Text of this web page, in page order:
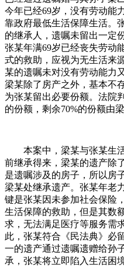
今年已经69岁，没有劳动能
靠政府最低生活保障生活。
的继承人，遗嘱未留出一定
张某年满69岁已经丧失劳动
式的救助，应视为无生活来
某的遗嘱未对没有劳动能力
梁某除了房产之外，基本不
为张某留出必要份额。法院
的份额，剩余70%的份额由
本案中，梁某与张某生活
前继承得来，梁某的遗产除
是遗嘱涉及的房子，所以房
梁某处继承遗产。张某年老
键是张某因未参加社会保险
生活保障的救助，但是其数
求，无法满足医疗等服务需
此，张某符合《民法典》必
一的遗产通过遗嘱遗赠给孙
承，张某将立即陷入生活困境